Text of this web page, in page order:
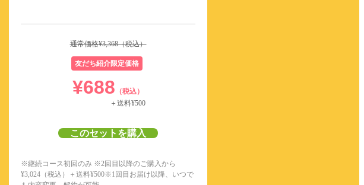
通常価格¥3,368（税込）
友だち紹介限定価格
¥688 （税込）
＋送料¥500
このセットを購入
※継続コース初回のみ ※2回目以降のご購入から
¥3,024 （税込）＋送料¥500※1回目お届け以降、いつで